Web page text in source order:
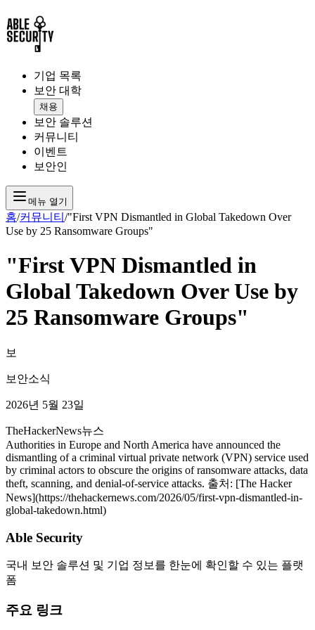
기업 목록
보안 대학
채용
보안 솔루션
커뮤니티
이벤트
보안인
메뉴 열기
홈/커뮤니티 /"First VPN Dismantled in Global Takedown Over
Use by 25 Ransomware Groups"
"First VPN Dismantled in
Global Takedown Over Use by
25 Ransomware Groups"
보
보안소식
2026년 5월 23일
TheHackerNews뉴스
Authorities in Europe and North America have announced the
dismantling of a criminal virtual private network (VPN) service used
by criminal actors to obscure the origins of ransomware attacks, data
theft, scanning, and denial-of-service attacks. 출처: [The Hacker
News](https://thehackernews.com/2026/05/first-vpn-dismantled-in-
global-takedown.html)
Able Security
국내 보안 솔루션 및 기업 정보를 한눈에 확인할 수 있는 플랫
폼
주요 링크